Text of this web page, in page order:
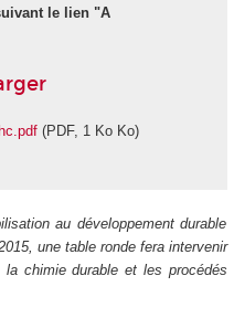
le lien "A
(PDF, 1 Ko Ko)
au développement durable
une table ronde fera intervenir
chimie durable et les procédés